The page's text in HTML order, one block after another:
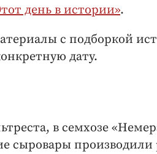
день в истории».
с подборкой
дату.
в семхозе
сыровары